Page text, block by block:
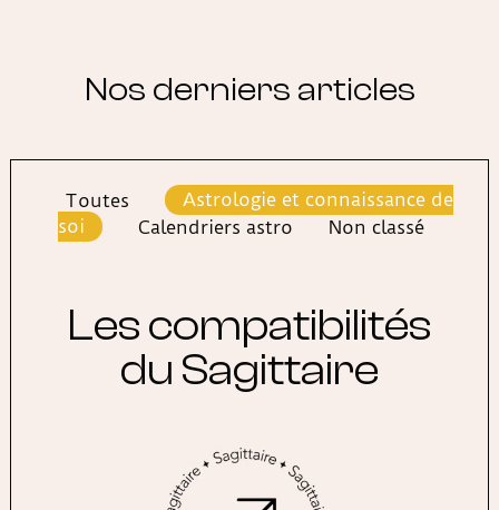
Nos derniers articles
Toutes
Astrologie et connaissance de
soi
Calendriers astro Non classé
Les compatibilités
du Sagittaire